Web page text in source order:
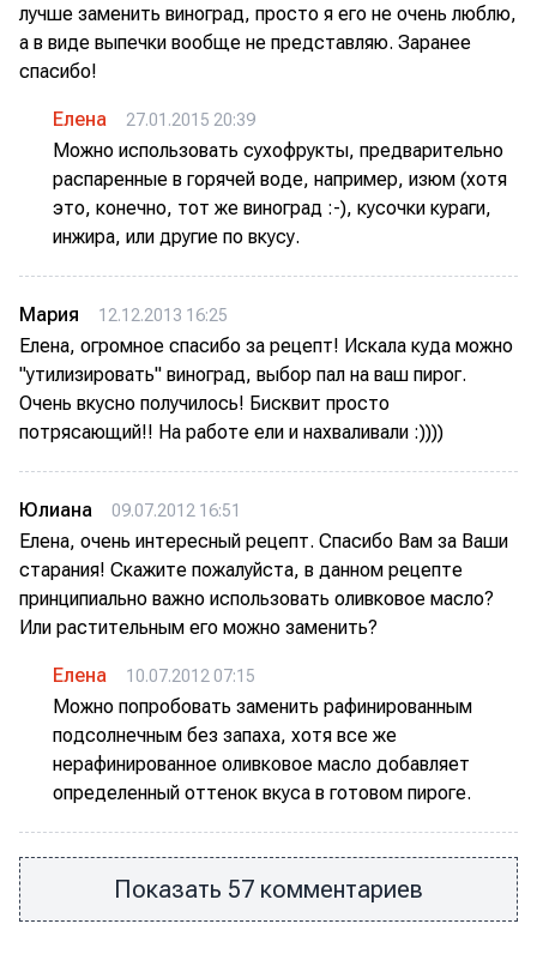
лучше заменить виноград, просто я его не очень люблю,
а в виде выпечки вообще не представляю. Заранее
спасибо!
Елена 27.01.2015 20:39
Можно использовать сухофрукты, предварительно
распаренные в горячей воде, например, изюм (хотя
это, конечно, тот же виноград :-), кусочки кураги,
инжира, или другие по вкусу.
Мария 12.12.2013 16:25
Елена, огромное спасибо за рецепт! Искала куда можно
"утилизировать" виноград, выбор пал на ваш пирог.
Очень вкусно получилось! Бисквит просто
потрясающий!! На работе ели и нахваливали :))))
Юлиана 09.07.2012 16:51
Елена, очень интересный рецепт. Спасибо Вам за Ваши
старания! Скажите пожалуйста, в данном рецепте
принципиально важно использовать оливковое масло?
Или растительным его можно заменить?
Елена 10.07.2012 07:15
Можно попробовать заменить рафинированным
подсолнечным без запаха, хотя все же
нерафинированное оливковое масло добавляет
определенный оттенок вкуса в готовом пироге.
Показать 57 комментариев